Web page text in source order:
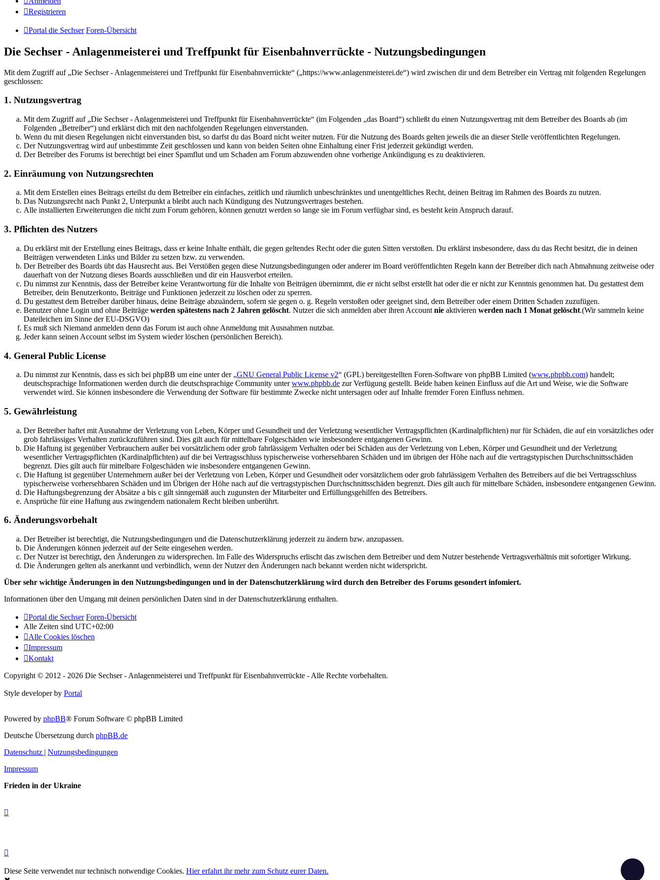
Registrieren
Portal die Sechser Foren-Übersicht
Die Sechser - Anlagenmeisterei und Treffpunkt für Eisenbahnverrückte - Nutzungsbedingungen
Mit dem Zugriff auf „Die Sechser - Anlagenmeisterei und Treffpunkt für Eisenbahnverrückte“ („https://www.anlagenmeisterei.de“) wird zwischen dir und dem Betreiber ein Vertrag mit folgenden Regelungen
geschlossen:
1. Nutzungsvertrag
Mit dem Zugriff auf „Die Sechser - Anlagenmeisterei und Treffpunkt für Eisenbahnverrückte“ (im Folgenden „das Board“) schließt du einen Nutzungsvertrag mit dem Betreiber des Boards ab (im
Folgenden „Betreiber“) und erklärst dich mit den nachfolgenden Regelungen einverstanden.
Wenn du mit diesen Regelungen nicht einverstanden bist, so darfst du das Board nicht weiter nutzen. Für die Nutzung des Boards gelten jeweils die an dieser Stelle veröffentlichten Regelungen.
Der Nutzungsvertrag wird auf unbestimmte Zeit geschlossen und kann von beiden Seiten ohne Einhaltung einer Frist jederzeit gekündigt werden.
Der Betreiber des Forums ist berechtigt bei einer Spamflut und um Schaden am Forum abzuwenden ohne vorherige Ankündigung es zu deaktivieren.
2. Einräumung von Nutzungsrechten
Mit dem Erstellen eines Beitrags erteilst du dem Betreiber ein einfaches, zeitlich und räumlich unbeschränktes und unentgeltliches Recht, deinen Beitrag im Rahmen des Boards zu nutzen.
Das Nutzungsrecht nach Punkt 2, Unterpunkt a bleibt auch nach Kündigung des Nutzungsvertrages bestehen.
Alle installierten Erweiterungen die nicht zum Forum gehören, können genutzt werden so lange sie im Forum verfügbar sind, es besteht kein Anspruch darauf.
3. Pflichten des Nutzers
Du erklärst mit der Erstellung eines Beitrags, dass er keine Inhalte enthält, die gegen geltendes Recht oder die guten Sitten verstoßen. Du erklärst insbesondere, dass du das Recht besitzt, die in deinen
Beiträgen verwendeten Links und Bilder zu setzen bzw. zu verwenden.
Der Betreiber des Boards übt das Hausrecht aus. Bei Verstößen gegen diese Nutzungsbedingungen oder anderer im Board veröffentlichten Regeln kann der Betreiber dich nach Abmahnung zeitweise oder
dauerhaft von der Nutzung dieses Boards ausschließen und dir ein Hausverbot erteilen.
Du nimmst zur Kenntnis, dass der Betreiber keine Verantwortung für die Inhalte von Beiträgen übernimmt, die er nicht selbst erstellt hat oder die er nicht zur Kenntnis genommen hat. Du gestattest dem
Betreiber, dein Benutzerkonto, Beiträge und Funktionen jederzeit zu löschen oder zu sperren.
Du gestattest dem Betreiber darüber hinaus, deine Beiträge abzuändern, sofern sie gegen o. g. Regeln verstoßen oder geeignet sind, dem Betreiber oder einem Dritten Schaden zuzufügen.
Benutzer ohne Login und ohne Beiträge werden spätestens nach 2 Jahren gelöscht. Nutzer die sich anmelden aber ihren Account nie aktivieren werden nach 1 Monat gelöscht.(Wir sammeln keine
Dateileichen im Sinne der EU-DSGVO)
Es muß sich Niemand anmelden denn das Forum ist auch ohne Anmeldung mit Ausnahmen nutzbar.
Jeder kann seinen Account selbst im System wieder löschen (persönlichen Bereich).
4. General Public License
Du nimmst zur Kenntnis, dass es sich bei phpBB um eine unter der „GNU General Public License v2“ (GPL) bereitgestellten Foren-Software von phpBB Limited (www.phpbb.com) handelt;
deutschsprachige Informationen werden durch die deutschsprachige Community unterwww.phpbb.de zur Verfügung gestellt. Beide haben keinen Einfluss auf die Art und Weise, wie die Software
verwendet wird. Sie können insbesondere die Verwendung der Software für bestimmte Zwecke nicht untersagen oder auf Inhalte fremder Foren Einfluss nehmen.
5. Gewährleistung
Der Betreiber haftet mit Ausnahme der Verletzung von Leben, Körper und Gesundheit und der Verletzung wesentlicher Vertragspflichten (Kardinalpflichten) nur für Schäden, die auf ein vorsätzliches oder
grob fahrlässiges Verhalten zurückzuführen sind. Dies gilt auch für mittelbare Folgeschäden wie insbesondere entgangenen Gewinn.
Die Haftung ist gegenüber Verbrauchern außer bei vorsätzlichem oder grob fahrlässigem Verhalten oder bei Schäden aus der Verletzung von Leben, Körper und Gesundheit und der Verletzung
wesentlicher Vertragspflichten (Kardinalpflichten) auf die bei Vertragsschluss typischerweise vorhersehbaren Schäden und im übrigen der Höhe nach auf die vertragstypischen Durchschnittsschäden
begrenzt. Dies gilt auch für mittelbare Folgeschäden wie insbesondere entgangenen Gewinn.
Die Haftung ist gegenüber Unternehmern außer bei der Verletzung von Leben, Körper und Gesundheit oder vorsätzlichem oder grob fahrlässigem Verhalten des Betreibers auf die bei Vertragsschluss
typischerweise vorhersehbaren Schäden und im Übrigen der Höhe nach auf die vertragstypischen Durchschnittsschäden begrenzt. Dies gilt auch für mittelbare Schäden, insbesondere entgangenen Gewinn.
Die Haftungsbegrenzung der Absätze a bis c gilt sinngemäß auch zugunsten der Mitarbeiter und Erfüllungsgehilfen des Betreibers.
Ansprüche für eine Haftung aus zwingendem nationalem Recht bleiben unberührt.
6. Änderungsvorbehalt
Der Betreiber ist berechtigt, die Nutzungsbedingungen und die Datenschutzerklärung jederzeit zu ändern bzw. anzupassen.
Die Änderungen können jederzeit auf der Seite eingesehen werden.
Der Nutzer ist berechtigt, den Änderungen zu widersprechen. Im Falle des Widerspruchs erlischt das zwischen dem Betreiber und dem Nutzer bestehende Vertragsverhältnis mit sofortiger Wirkung.
Die Änderungen gelten als anerkannt und verbindlich, wenn der Nutzer den Änderungen nach bekannt werden nicht widerspricht.
Über sehr wichtige Änderungen in den Nutzungsbedingungen und in der Datenschutzerklärung wird durch den Betreiber des Forums gesondert infomiert.
Informationen über den Umgang mit deinen persönlichen Daten sind in der Datenschutzerklärung enthalten.
Portal die Sechser Foren-Übersicht
Alle Zeiten sind UTC+02:00
Alle Cookies löschen
Impressum
Kontakt
Copyright © 2012 - 2026 Die Sechser - Anlagenmeisterei und Treffpunkt für Eisenbahnverrückte - Alle Rechte vorbehalten.
Style developer by Portal
Powered by phpBB® Forum Software © phpBB Limited
Deutsche Übersetzung durch phpBB.de
Datenschutz | Nutzungsbedingungen
Impressum
Frieden in der Ukraine
Diese Seite verwendet nur technisch notwendige Cookies. Hier erfahrt ihr mehr zum Schutz eurer Daten.